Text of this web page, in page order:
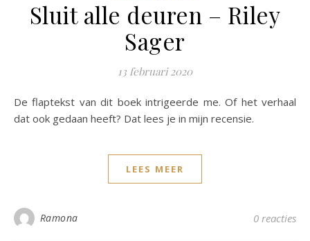
Sluit alle deuren – Riley
Sager
13 februari 2020
De flaptekst van dit boek intrigeerde me. Of het verhaal
dat ook gedaan heeft? Dat lees je in mijn recensie.
LEES MEER
Ramona 0 reacties